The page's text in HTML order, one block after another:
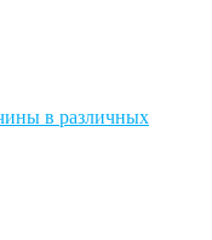
в различных